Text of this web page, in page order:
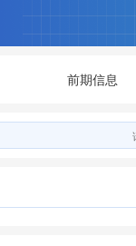
前期信息